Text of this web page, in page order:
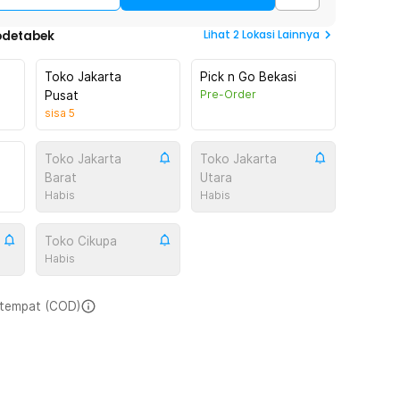
Lihat 2Lokasi Lainnya
Toko Jakarta
Pusat
sisa 5
Pick n Go Bekasi
Pre-Order
Toko Jakarta
Barat
Habis
Toko Jakarta
Utara
Habis
Toko Cikupa
Habis
(COD)